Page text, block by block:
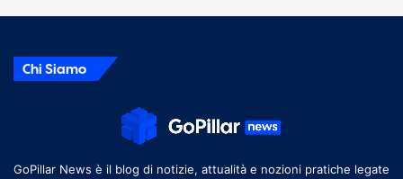
Chi Siamo
GoPillar News è il blog di notizie, attualità e nozioni pratiche legate